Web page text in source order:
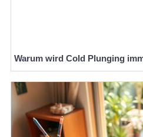
Warum wird Cold Plunging